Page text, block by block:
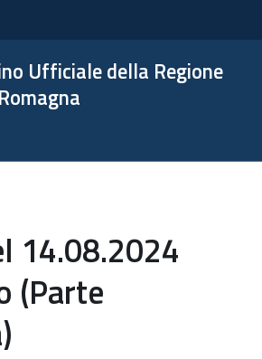
Ufficiale della Regione
14.08.2024
(Parte